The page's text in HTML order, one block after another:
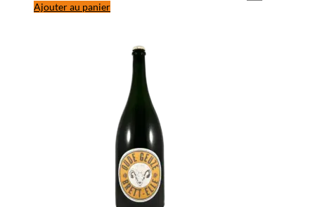
Ajouter au panier